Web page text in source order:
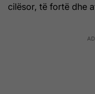
cilësor, të fortë dhe